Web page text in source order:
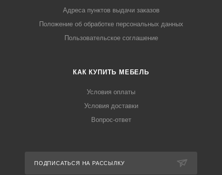
Адреса пунктов выдачи заказов
Положение об обработке персональных данных
Пользовательское соглашение
КАК КУПИТЬ МЕБЕЛЬ
Условия оплаты
Условия доставки
Вопрос-ответ
ПОДПИСАТЬСЯ НА РАССЫЛКУ